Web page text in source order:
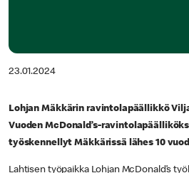
23.01.2024
Lohjan Mäkkärin ravintolapäällikkö
Vuoden McDonald’s-
työskennellyt Mäkkärissä lähes 10
Lahtisen työpaikka Lohjan McDonald’s